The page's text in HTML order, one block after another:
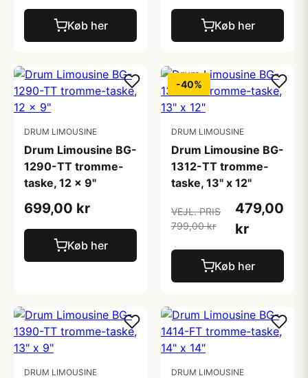
Køb her Køb her
DRUM LIMOUSINE
Drum Limousine BG-
1290-TT tromme-
taske, 12 x 9"
699,00 kr
Køb her
-40%
DRUM LIMOUSINE
Drum Limousine BG-
1312-TT tromme-
taske, 13" x 12"
VEJL. PRIS
799,00 kr
479,00
kr
Køb her
DRUM LIMOUSINE DRUM LIMOUSINE